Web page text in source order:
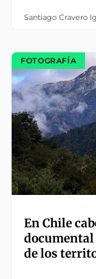
Santiago Cravero
FOTOGRAFÍA
En Chile
documental
de los